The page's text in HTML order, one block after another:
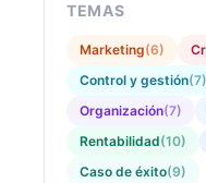
TEMAS
Marketing(6)
Control y gestión(7)
Organización(7)
Rentabilidad(10)
Caso de éxito(9)